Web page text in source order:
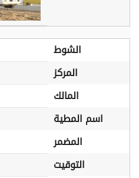
الشوط
المركز
المالك
اسم المطية
المضمر
التوقيت